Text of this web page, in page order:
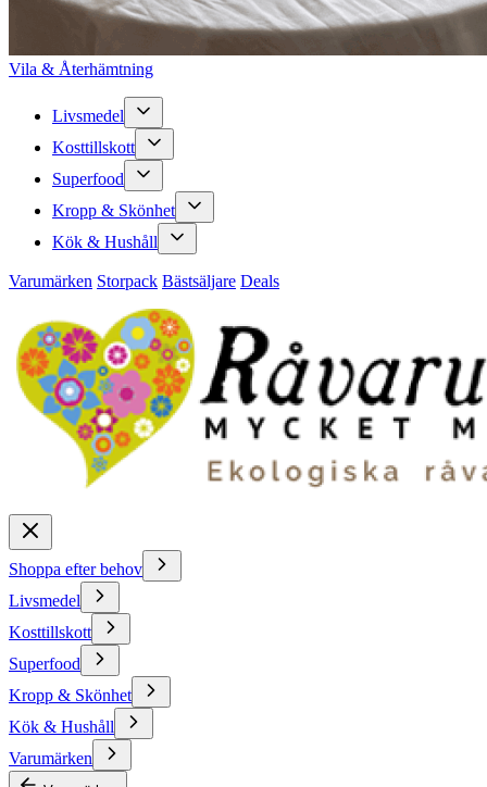
Vila & Återhämtning
Livsmedel
Kosttillskott
Superfood
Kropp & Skönhet
Kök & Hushåll
Varumärken Storpack Bästsäljare Deals
Shoppa efter behov
Livsmedel
Kosttillskott
Superfood
Kropp & Skönhet
Kök & Hushåll
Varumärken